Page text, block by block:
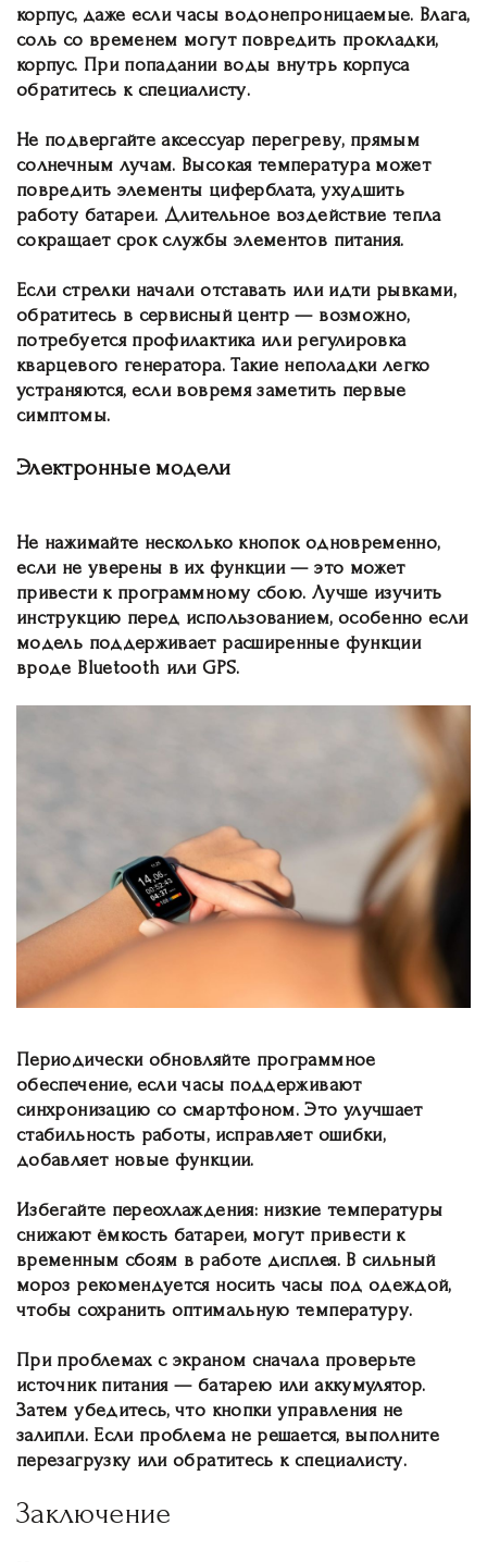
корпус, даже если часы водонепроницаемые. Влага,
соль со временем могут повредить прокладки,
корпус. При попадании воды внутрь корпуса
обратитесь к специалисту.
Не подвергайте аксессуар перегреву, прямым
солнечным лучам. Высокая температура может
повредить элементы циферблата, ухудшить
работу батареи. Длительное воздействие тепла
сокращает срок службы элементов питания.
Если стрелки начали отставать или идти рывками,
обратитесь в сервисный центр — возможно,
потребуется профилактика или регулировка
кварцевого генератора. Такие неполадки легко
устраняются, если вовремя заметить первые
симптомы.
Электронные модели
Не нажимайте несколько кнопок одновременно,
если не уверены в их функции — это может
привести к программному сбою. Лучше изучить
инструкцию перед использованием, особенно если
модель поддерживает расширенные функции
вроде Bluetooth или GPS.
Периодически обновляйте программное
обеспечение, если часы поддерживают
синхронизацию со смартфоном. Это улучшает
стабильность работы, исправляет ошибки,
добавляет новые функции.
Избегайте переохлаждения: низкие температуры
снижают ёмкость батареи, могут привести к
временным сбоям в работе дисплея. В сильный
мороз рекомендуется носить часы под одеждой,
чтобы сохранить оптимальную температуру.
При проблемах с экраном сначала проверьте
источник питания — батарею или аккумулятор.
Затем убедитесь, что кнопки управления не
залипли. Если проблема не решается, выполните
перезагрузку или обратитесь к специалисту.
Заключение